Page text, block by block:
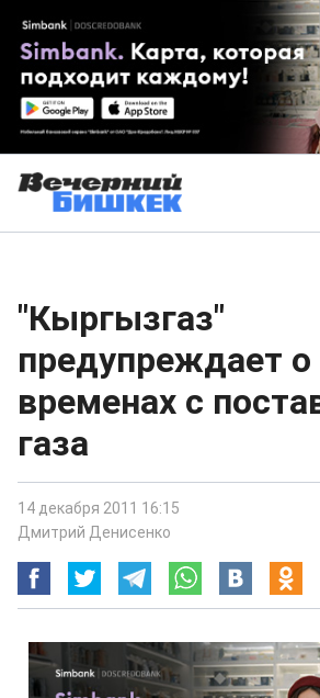
"Кыргызгаз"
предупреждает
временах с
газа
14 декабря 2011 16:15
Дмитрий Денисенко